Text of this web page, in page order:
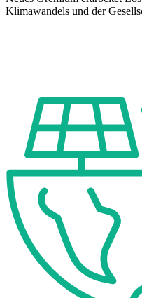
Klimawandels und der